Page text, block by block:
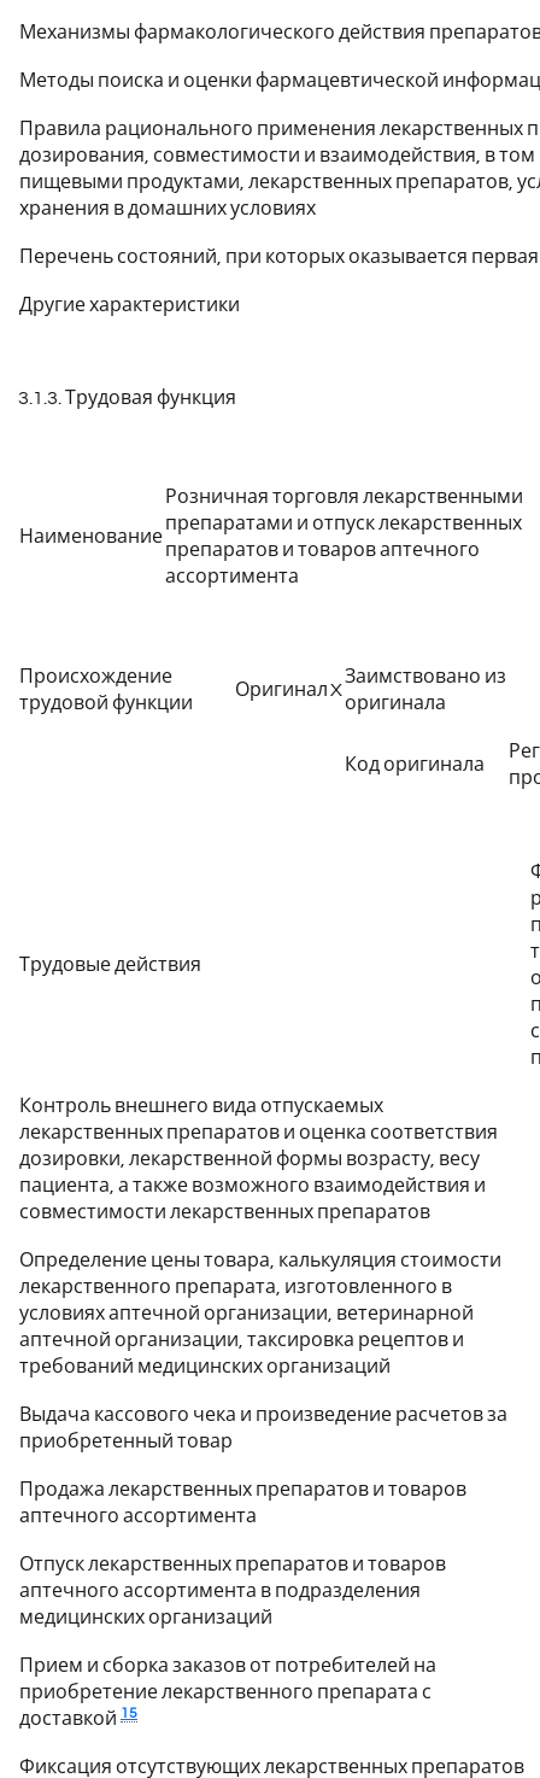
Механизмы фармакологического действия
Методы поиска и оценки фармацевтической
Правила рационального применения лекарственных
дозирования, совместимости и взаимодействия, в том
пищевыми продуктами, лекарственных препаратов,
хранения в домашних условиях
Перечень состояний, при которых оказывается
Другие характеристики
3.1.3. Трудовая функция
Наименование
Розничная торговля лекарственными
препаратами и отпуск лекарственных
препаратов и товаров аптечного
ассортимента
Происхождение
трудовой функции
ОригиналX
Заимствовано из
оригинала
Код оригинала
Трудовые действия
Контроль внешнего вида отпускаемых
лекарственных препаратов и оценка соответствия
дозировки, лекарственной формы возрасту, весу
пациента, а также возможного взаимодействия и
совместимости лекарственных препаратов
Определение цены товара, калькуляция стоимости
лекарственного препарата, изготовленного в
условиях аптечной организации, ветеринарной
аптечной организации, таксировка рецептов и
требований медицинских организаций
Выдача кассового чека и произведение расчетов за
приобретенный товар
Продажа лекарственных препаратов и товаров
аптечного ассортимента
Отпуск лекарственных препаратов и товаров
аптечного ассортимента в подразделения
медицинских организаций
Прием и сборка заказов от потребителей на
приобретение лекарственного препарата с
доставкой 15
Фиксация отсутствующих лекарственных препаратов